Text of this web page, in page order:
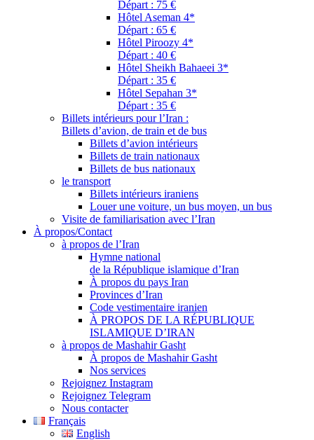
Départ : 75 €
Hôtel Aseman 4*
Départ : 65 €
Hôtel Piroozy 4*
Départ : 40 €
Hôtel Sheikh Bahaeei 3*
Départ : 35 €
Hôtel Sepahan 3*
Départ : 35 €
Billets intérieurs pour l’Iran :
Billets d’avion, de train et de bus
Billets d’avion intérieurs
Billets de train nationaux
Billets de bus nationaux
le transport
Billets intérieurs iraniens
Louer une voiture, un bus moyen, un bus
Visite de familiarisation avec l’Iran
À propos/Contact
à propos de l’Iran
Hymne national
de la République islamique d’Iran
À propos du pays Iran
Provinces d’Iran
Code vestimentaire iranien
À PROPOS DE LA RÉPUBLIQUE
ISLAMIQUE D’IRAN
à propos de Mashahir Gasht
À propos de Mashahir Gasht
Nos services
Rejoignez Instagram
Rejoignez Telegram
Nous contacter
Français
English